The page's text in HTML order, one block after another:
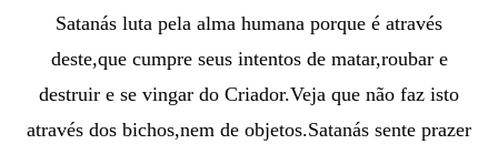
Satanás luta pela alma humana porque é através
deste,que cumpre seus intentos de matar,roubar e
destruir e se vingar do Criador.Veja que não faz isto
através dos bichos,nem de objetos.Satanás sente prazer